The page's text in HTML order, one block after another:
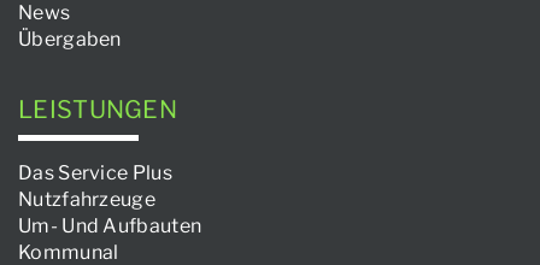
News
Übergaben
LEISTUNGEN
Das Service Plus
Nutzfahrzeuge
Um- Und Aufbauten
Kommunal